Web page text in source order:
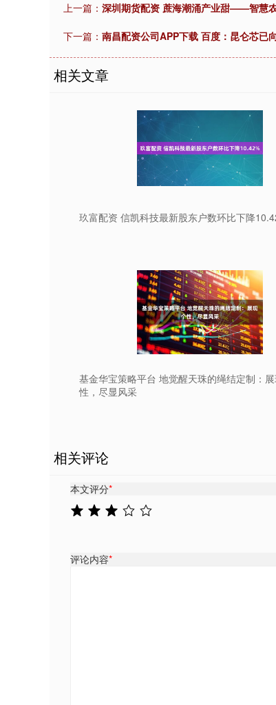
上一篇： 深圳期货配资 蔗海潮涌产业甜——智慧
下一篇： 南昌配资公司APP下载 百度：昆仑芯已
相关文章
玖富配资 信凯科技最新股东户数环比下降
基金华宝策略平台 地觉醒天珠的绳结定制：
性，尽显风采
相关评论
本文评分*
评论内容*